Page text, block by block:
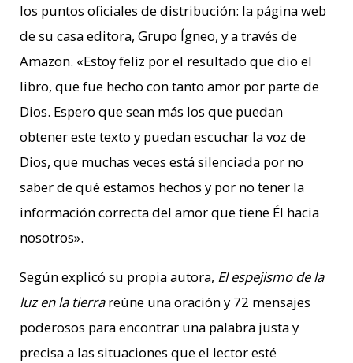
los puntos oficiales de distribución: la página web
de su casa editora, Grupo Ígneo, y a través de
Amazon. «Estoy feliz por el resultado que dio el
libro, que fue hecho con tanto amor por parte de
Dios. Espero que sean más los que puedan
obtener este texto y puedan escuchar la voz de
Dios, que muchas veces está silenciada por no
saber de qué estamos hechos y por no tener la
información correcta del amor que tiene Él hacia
nosotros».
Según explicó su propia autora, El espejismo de la
luz en la tierrareúne una oración y 72 mensajes
poderosos para encontrar una palabra justa y
precisa a las situaciones que el lector esté